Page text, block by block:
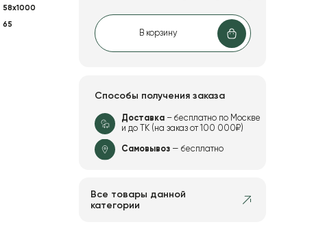
58x1000
65
В корзину
Способы получения заказа
Доставка– бесплатно по Москве
и до ТК (на заказ от 100 000₽)
Самовывоз— бесплатно
Все товары данной
категории